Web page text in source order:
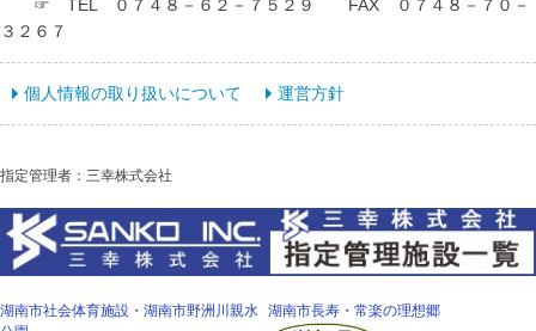
☞ TEL ０７４８－６２－７５２９ FAX ０７４８－７０－
３２６７
個人情報の取り扱いについて 運営方針
指定管理者：三幸株式会社